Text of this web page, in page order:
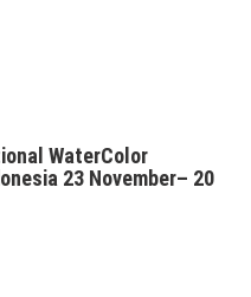
WaterColor
23 November– 20